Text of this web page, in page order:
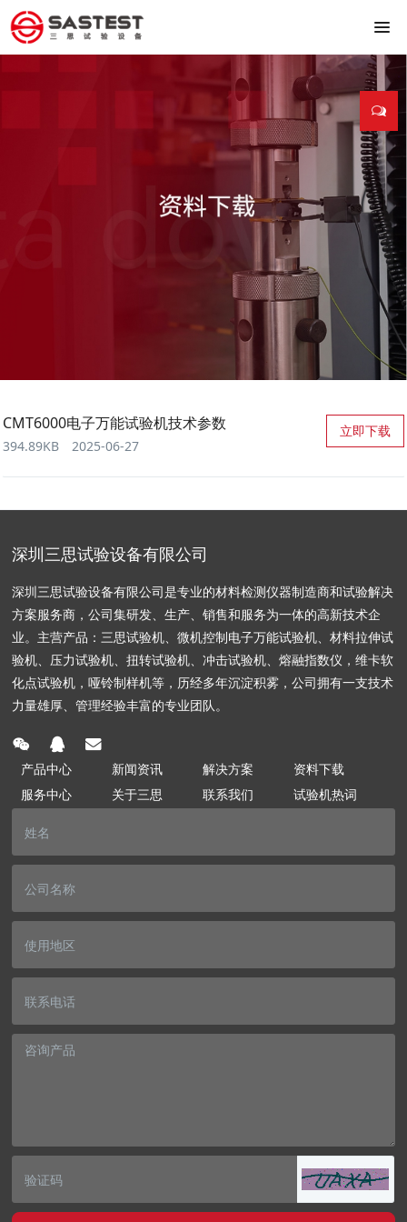
立即下载
CMT6000电子万能试验机技术参数
394.89KB 2025-06-27
深圳三思试验设备有限公司
深圳三思试验设备有限公司是专业的材料检测仪器制造商和试验解决
方案服务商，公司集研发、生产、销售和服务为一体的高新技术企
业。主营产品：三思试验机、微机控制电子万能试验机、材料拉伸试
验机、压力试验机、扭转试验机、冲击试验机、熔融指数仪，维卡软
化点试验机，哑铃制样机等，历经多年沉淀积雾，公司拥有一支技术
力量雄厚、管理经验丰富的专业团队。
产品中心 新闻资讯 解决方案
资料下载
服务中心
关于三思 联系我们 试验机热词